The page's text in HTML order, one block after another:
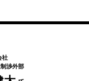
社
渉外部